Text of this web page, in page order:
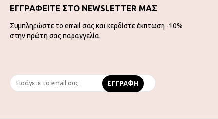
ΕΓΓΡΑΦΕΙΤΕ ΣΤΟ NEWSLETTER ΜΑΣ
Συμπληρώστε το email σας και κερδίστε έκπτωση -10%
στην πρώτη σας παραγγελία.